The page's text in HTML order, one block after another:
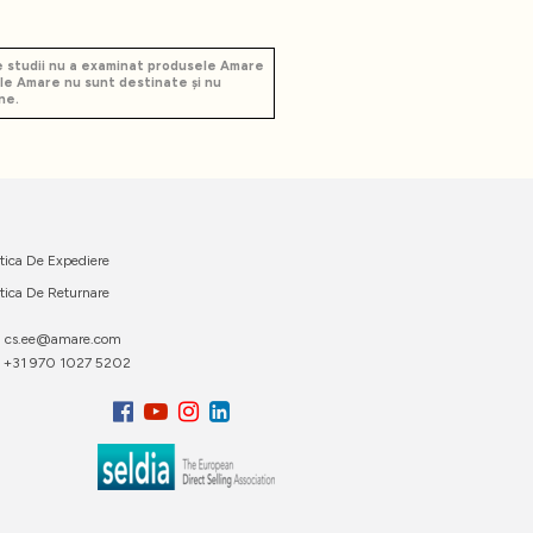
nu a examinat produsele Amare
Amare nu sunt destinate și nu
De Expediere
De Returnare
cs.ee@amare.com
+31 970 1027 5202